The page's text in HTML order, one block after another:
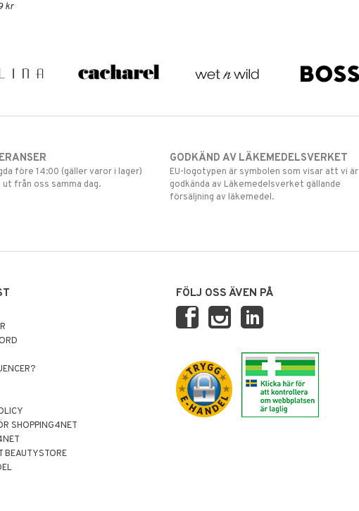
kr
före 14:00 (gäller varor i lager)
från oss samma dag.
GODKÄND AV LÄKEMEDELSVERKET
EU-logotypen är symbolen som visar att vi är
godkända av Läkemedelsverket gällande
försäljning av läkemedel.
SHOPPING4NET
BEAUTYSTORE
FÖLJ OSS ÄVEN PÅ